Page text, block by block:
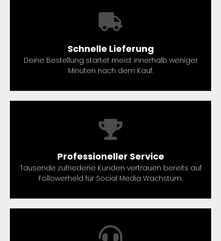
Schnelle Lieferung
Deine Bestellung startet meist innerhalb weniger
Minuten nach dem Kauf.
Professioneller Service
Tausende zufriedene Kunden vertrauen bereits auf
Followerheld für Social Media Wachstum.